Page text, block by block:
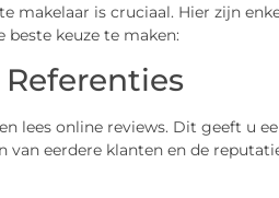
makelaar is cruciaal. Hier zijn
keuze te maken:
lees online reviews. Dit geeft u
van eerdere klanten en de